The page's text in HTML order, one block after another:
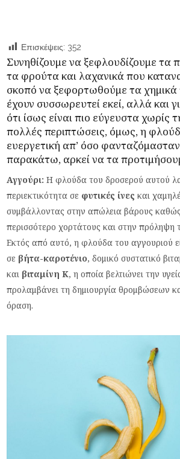
Επισκέψεις: 352
Συνηθίζουμε να ξεφλουδίζουμε τα
τα φρούτα και λαχανικά που
σκοπό να ξεφορτωθούμε τα χημικά
έχουν συσσωρευτεί εκεί, αλλά και
ότι ίσως είναι πιο εύγευστα χωρίς
πολλές περιπτώσεις, όμως, η
ευεργετική απ’ όσο
παρακάτω, αρκεί να τα
Αγγούρι:Η φλούδα του δροσερού αυτού
περιεκτικότητα σε φυτικές ίνες και
συμβάλλοντας στην απώλεια βάρους
περισσότερο χορτάτους και στην πρόληψη
Εκτός από αυτό, η φλούδα του αγγουριού
σε βήτα-καροτένιο, δομικό συστατικό
και βιταμίνη Κ, η οποία βελτιώνει την
προλαμβάνει τη δημιουργία θρομβώσεων
όραση.